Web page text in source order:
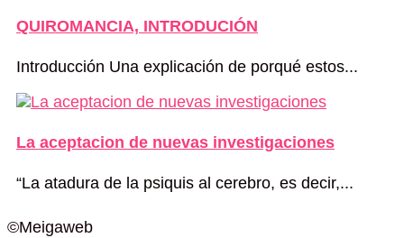
QUIROMANCIA, INTRODUCIÓN
Introducción Una explicación de porqué estos...
La aceptacion de nuevas investigaciones
“La atadura de la psiquis al cerebro, es decir,...
©Meigaweb